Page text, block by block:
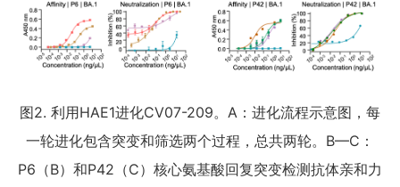
图2. 利用HAE1进化CV07-209。A：进化流程示意图，每
一轮进化包含突变和筛选两个过程，总共两轮。B—C：
P6（B）和P42（C）核心氨基酸回复突变检测抗体亲和力